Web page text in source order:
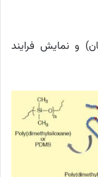
و نمایش فرایند